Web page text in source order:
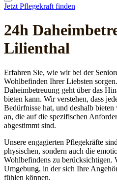
Jetzt Pflegekraft finden
24h
Lilienthal
Erfahren Sie, wie wir bei der
Wohlbefinden Ihrer Liebsten
Daheimbetreuung geht über das
bieten kann. Wir verstehen, dass
Bedürfnisse hat, und deshalb
an, die auf die spezifischen
abgestimmt sind.
Unsere engagierten Pflegekräfte
physischen, sondern auch die
Wohlbefindens zu berücksichtigen.
Umgebung, in der sich Ihre
fühlen können.